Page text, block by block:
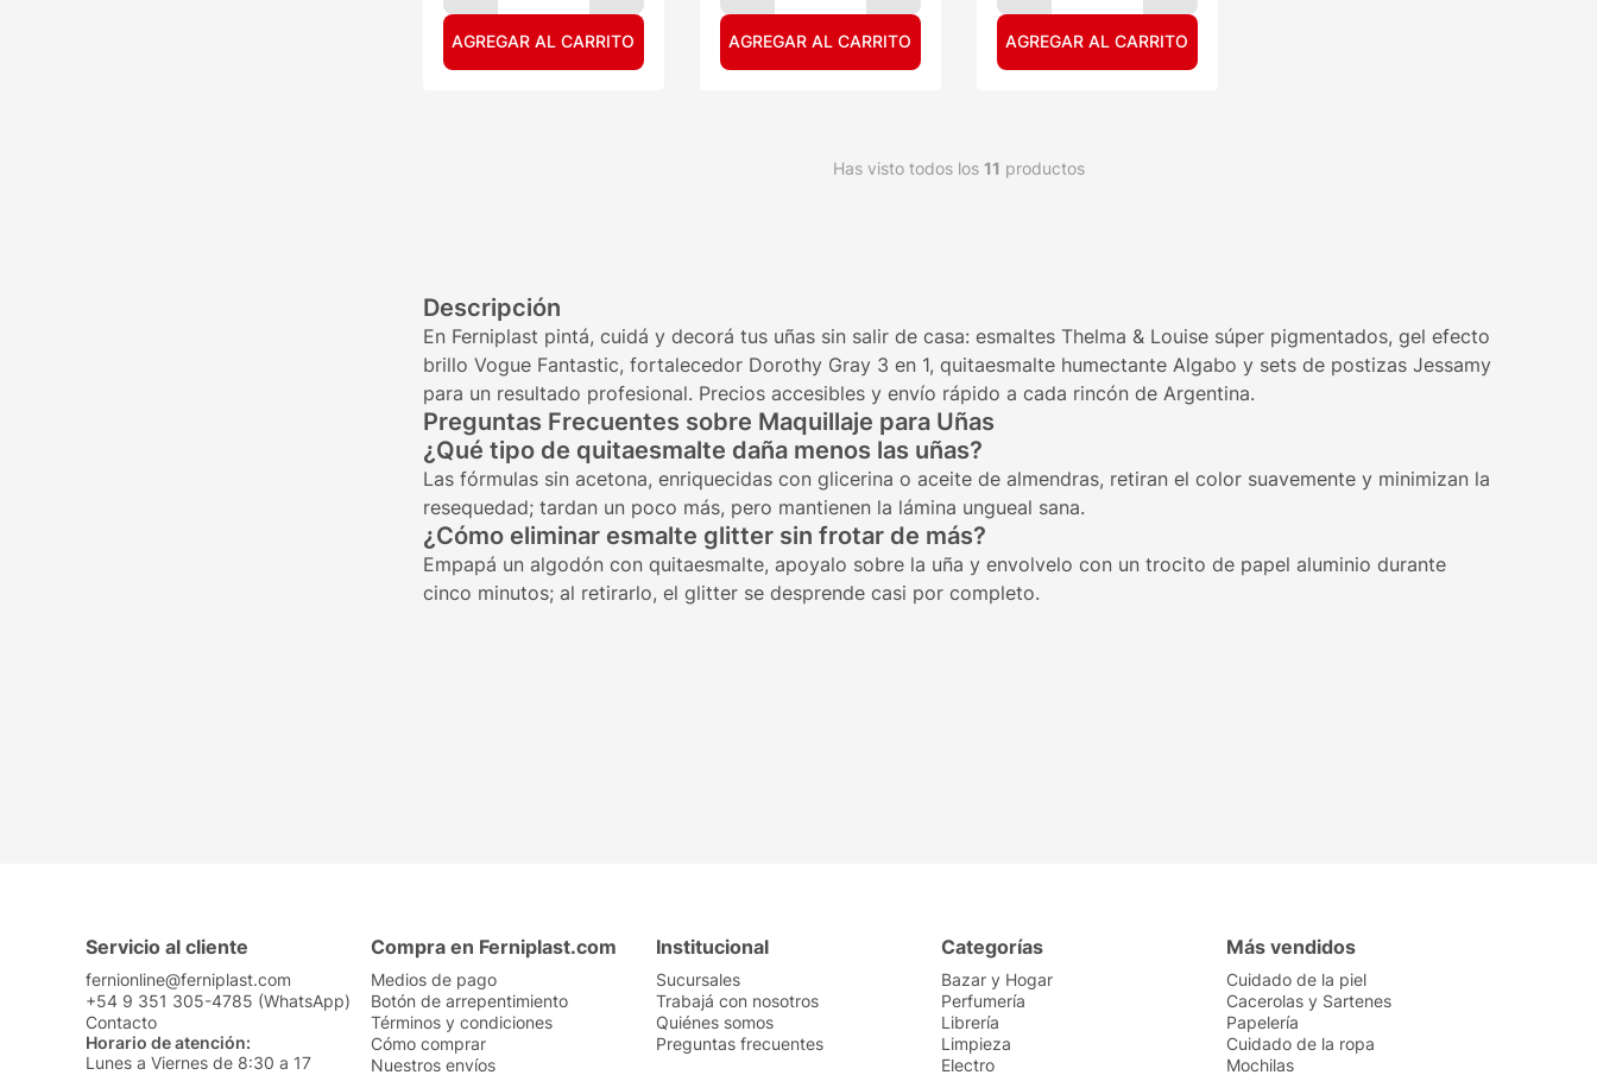
AGREGAR AL CARRITO AGREGAR AL CARRITO AGREGAR AL CARRITO
Has visto todos los 11 productos
Descripción
En Ferniplast pintá, cuidá y decorá tus uñas sin salir de casa: esmaltes Thelma & Louise súper pigmentados, gel efecto
brillo Vogue Fantastic, fortalecedor Dorothy Gray 3 en 1, quitaesmalte humectante Algabo y sets de postizas Jessamy
para un resultado profesional. Precios accesibles y envío rápido a cada rincón de Argentina.
Preguntas Frecuentes sobre Maquillaje para Uñas
¿Qué tipo de quitaesmalte daña menos las uñas?
Las fórmulas sin acetona, enriquecidas con glicerina o aceite de almendras, retiran el color suavemente y minimizan la
resequedad; tardan un poco más, pero mantienen la lámina ungueal sana.
¿Cómo eliminar esmalte glitter sin frotar de más?
Empapá un algodón con quitaesmalte, apoyalo sobre la uña y envolvelo con un trocito de papel aluminio durante
cinco minutos; al retirarlo, el glitter se desprende casi por completo.
Servicio al cliente
fernionline@ferniplast.com
+54 9 351 305-4785 (WhatsApp)
Contacto
Horario de atención:
Lunes a Viernes de 8:30 a 17
Compra en Ferniplast.com
Medios de pago
Botón de arrepentimiento
Términos y condiciones
Cómo comprar
Nuestros envíos
Institucional
Sucursales
Trabajá con nosotros
Quiénes somos
Preguntas frecuentes
Categorías
Bazar y Hogar
Perfumería
Librería
Limpieza
Electro
Más vendidos
Cuidado de la piel
Cacerolas y Sartenes
Papelería
Cuidado de la ropa
Mochilas